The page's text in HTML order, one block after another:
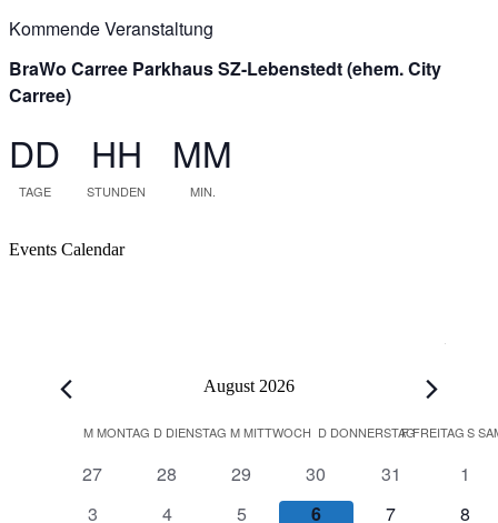
Kommende Veranstaltung
BraWo Carree Parkhaus SZ-Lebenstedt (ehem. City
Carree)
DD
TAGE
HH
STUNDEN
MM
MIN.
Events Calendar
August 2026
Kalender
von
MMONTAG D DIENSTAG MMITTWOCH D DONNERSTAG
FFREITAGS
0
27
0
Veranstaltungen
28
0
Veranstaltungen
29
0
Veranstaltungen
30
0
31
0
1
0
3
0
4
0
5
0
6
0
7
0
8